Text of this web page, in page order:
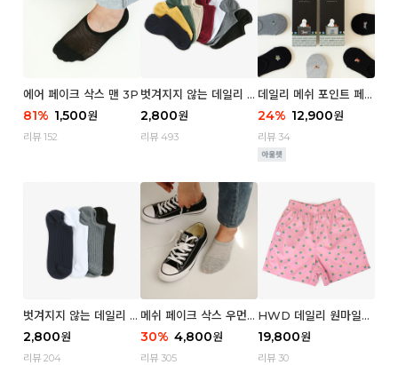
에어 페이크 삭스 맨 3P
81% 1,500원
리뷰 152
벗겨지지 않는 데일리 페
이크 삭스 (우먼)
2,800원
리뷰 493
데일리 메쉬 포인트 페이
크 삭스 우먼 4P
24% 12,900원
리뷰 34
벗겨지지 않는 데일리 페
이크 삭스 (맨)
2,800원
리뷰 204
메쉬 페이크 삭스 우먼 3
P
30% 4,800원
리뷰 305
HWD 데일리 원마일
쇼츠 - 04 Aroma (우
먼)
19,800원
리뷰 30